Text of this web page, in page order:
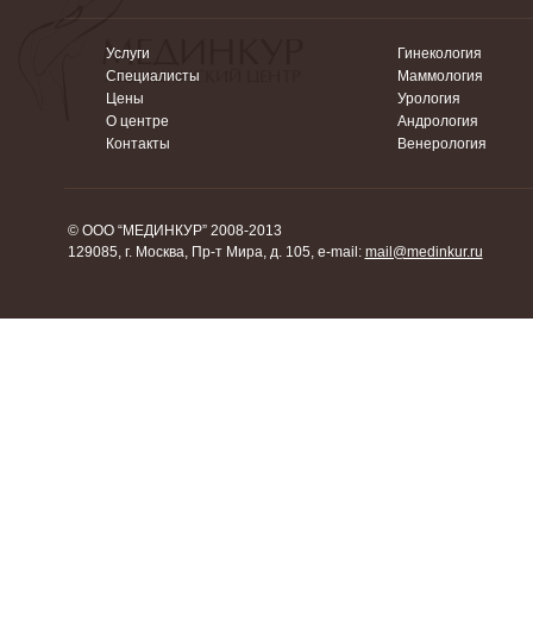
Услуги
Специалисты
Цены
О центре
Контакты
Гинекология
Маммология
Урология
Андрология
Венерология
© ООО “МЕДИНКУР” 2008-2013
129085, г. Москва, Пр-т Мира, д. 105, e-mail: mail@medinkur.ru